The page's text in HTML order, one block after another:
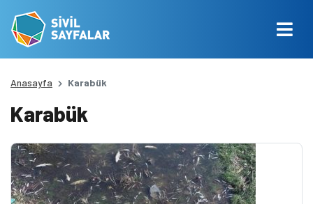
Anasayfa Karabük
Karabük